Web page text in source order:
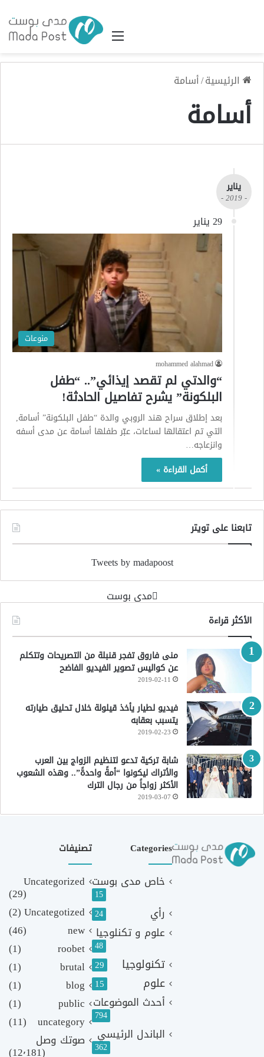
القائمة
الرئيسية/أسامة
أسامة
يناير
- 2019 -
29 يناير
منوعات
mohammed alahmad
“والدتي لم تقصد إيذائي”.. “طفل
البلكونة” يشرح تفاصيل الحادثة!
بعد إطلاق سراح هند الروبي والدة “طفل البلكونة” أسامة,
التي تم اعتقالها لساعات، عبّر طفلها أسامة عن مدى أسفه
وانزعاجه…
أكمل القراءة »
تابعنا على تويتر
Tweets by madapoost
‏مدى بوست‏
الأكثر قراءة
منى فاروق تفجر قنبلة من التصريحات وتتكلم
عن كواليس تصوير الفيديو الفاضح
2019-02-11
فيديو لطيار يأخذ قيلولة خلال تحليق طيارته
يتسبب بعقابه
2019-02-23
شابة تركية تدعو لتنظيم الزواج بين العرب
والأتراك ليكونوا “أمةً واحدةً”.. وهذه الشعوب
الأكثر زواجاً من رجال الترك
2019-03-07
Categories
خاص مدى بوست
15
رأي 24
علوم و تكنلوجيا
48
تكنولوجيا 29
علوم 15
أحدث الموضوعات
794
الباندل الرئيسي
362
تصنيفات
Uncategorized
(29)
Uncategotized
(2)
new
(46)
roobet
(1)
brutal
(1)
blog
(1)
public
(1)
uncategory
(11)
صوتك وصل
(12٬181)